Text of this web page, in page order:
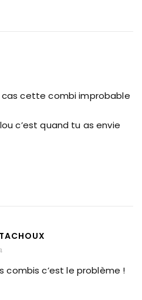
cette combi improbable
c’est quand tu as envie
combis c’est le problème !